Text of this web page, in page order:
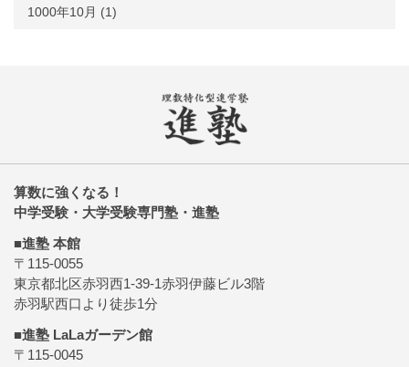
1000年10月 (1)
算数に強くなる！
中学受験・大学受験専門塾・進塾
■進塾 本館
〒115-0055
東京都北区赤羽西1-39-1赤羽伊藤ビル3階
赤羽駅西口より徒歩1分
■進塾 LaLaガーデン館
〒115-0045